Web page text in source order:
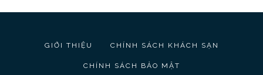
GIỚI THIỆU CHÍNH SÁCH KHÁCH SẠN
CHÍNH SÁCH BẢO MẬT